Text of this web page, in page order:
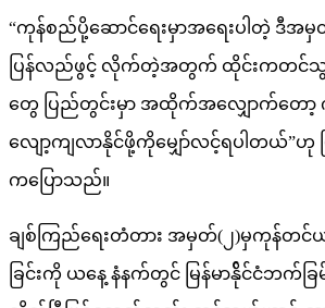
“ကုန်စည်ပို့ဆောင်ရေးမှာအရေးပါတဲ့ ဒီအ
ပြန်လည်ဖွင့် လိုက်တဲ့အတွက် ထိုင်းကတင်သွင်
တွေ ပြည်တွင်းမှာ အထိုက်အ​လျှောက်​တော့ ကု
လျော့ကျလာနိုင်​ဖို့ကို​မျှော်လင့်ရပါတယ်”ဟု
ကပြောသည်။
ချစ်ကြည်ရေးတံတား အမှတ်(၂)မှကုန်တင်ယ
ခြင်းကို ယနေ့ နံနက်တွင် မြန်မာန်ိုင်ငံဘက်ခ